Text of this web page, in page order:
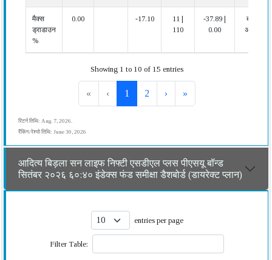
मैक्स
ड्राडाउन
%
0.00 -17.10
11 |
110
-37.89 |
0.00
बहुत
अच्छा
Showing 1 to 10 of 15 entries
« ‹ 1 2 › »
रिटर्न तिथि: Aug. 7, 2026.
रैंकिंग/रेश्यो तिथि: June 30, 2026
आदित्य बिड़ला सन लाइफ निफ्टी एसडीएल प्लस पीएसयू बॉन्ड
सितंबर २०२६ ६०:४० इंडेक्स फंड समीक्षा डैशबोर्ड (डायरेक्ट प्लान)
entries per page
Filter Table: